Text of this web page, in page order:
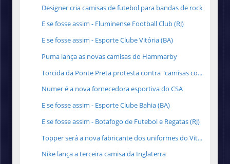
Designer cria camisas de futebol para bandas de rock
E se fosse assim - Fluminense Football Club (RJ)
E se fosse assim - Esporte Clube Vitória (BA)
Puma lança as novas camisas do Hammarby
Torcida da Ponte Preta protesta contra "camisas co...
Numer é a nova fornecedora esportiva do CSA
E se fosse assim - Esporte Clube Bahia (BA)
E se fosse assim - Botafogo de Futebol e Regatas (RJ)
Topper será a nova fabricante dos uniformes do Vit...
Nike lança a terceira camisa da Inglaterra